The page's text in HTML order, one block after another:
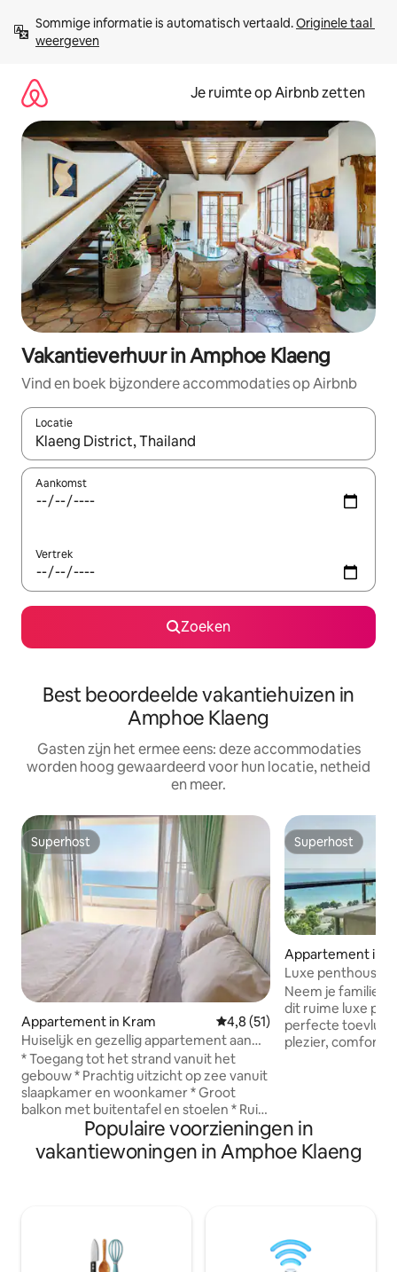
direct
naar
Sommige informatie is automatisch vertaald. Originele taal
weergeven
Je ruimte op Airbnb zetten
Vakantieverhuur in Amphoe Klaeng
Vind en boek bijzondere accommodaties op Airbnb
Locatie
Wanneer er suggesties beschikbaar zijn, maak je een keuze
Aankomst
Vertrek
Zoeken
Best beoordeelde vakantiehuizen in
Amphoe Klaeng
Gasten zijn het ermee eens: deze accommodaties
worden hoog gewaardeerd voor hun locatie, netheid
en meer.
Superhost
Superhost
Appartement in Kram Gemiddelde beoordeling van
4,8 (51)
Huiselijk en gezellig appartement aan
het strand in Rayong
* Toegang tot het strand vanuit het
gebouw * Prachtig uitzicht op zee vanuit
slaapkamer en woonkamer * Groot
balkon met buitentafel en stoelen * Ruim
appartement voor het ontvangen van 4
gasten (extra kosten voor 5e gast vanaf)
* 2 slaapkamers, 1 grote slaapkamer met
lichaamsverzorgingsproducten *
Keukengerei, keukengerei, Nespresso-
Superhost
Superhost
Appartement in
Luxe penthouse
Neem je familie
dit ruime luxe
perfecte
plezier, comfort
Wasmachine en
uitgeruste keuken 🌴 Naast 5-
Marriott — geniet
Populaire voorzieningen in
vakantiewoningen in Amphoe Klaeng